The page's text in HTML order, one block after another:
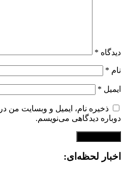
دیدگاه *
نام *
ایمیل *
ذخیره نام، ایمیل و وبسایت من
دوباره دیدگاهی می‌نویسم.
اخبار لحظه‌ای: